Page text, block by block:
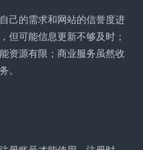
己的需求和网站的信誉度进
但可能信息更新不够及时；
资源有限；商业服务虽然收
。